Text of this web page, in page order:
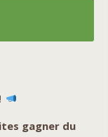
gagner du